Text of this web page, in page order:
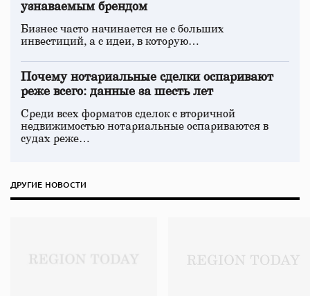
узнаваемым брендом
Бизнес часто начинается не с больших
инвестиций, а с идеи, в которую…
Почему нотариальные сделки оспаривают
реже всего: данные за шесть лет
Среди всех форматов сделок с вторичной
недвижимостью нотариальные оспариваются в
судах реже…
ДРУГИЕ НОВОСТИ